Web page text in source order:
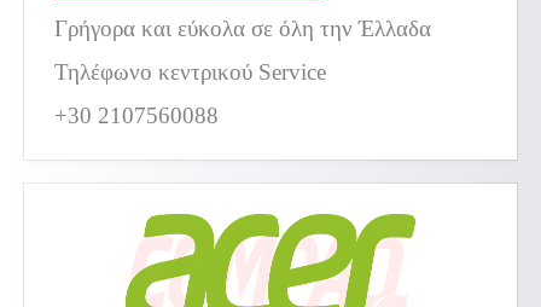
Γρήγορα και εύκολα σε όλη την Έλλαδα
Τηλέφωνο κεντρικού Service
+30 2107560088